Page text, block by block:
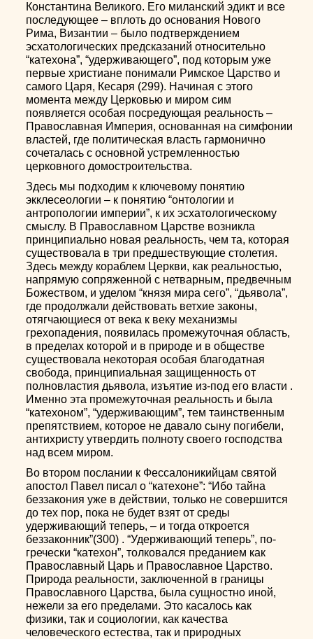
Константина Великого. Его миланский эдикт и все
последующее – вплоть до основания Нового
Рима, Византии – было подтверждением
эсхатологических предсказаний относительно
“катехона”, “удерживающего”, под которым уже
первые христиане понимали Римское Царство и
самого Царя, Кесаря (299). Начиная с этого
момента между Церковью и миром сим
появляется особая посредующая реальность –
Православная Империя, основанная на симфонии
властей, где политическая власть гармонично
сочеталась с основной устремленностью
церковного домостроительства.
Здесь мы подходим к ключевому понятию
экклесеологии – к понятию “онтологии и
антропологии империи”, к их эсхатологическому
смыслу. В Православном Царстве возникла
принципиально новая реальность, чем та, которая
существовала в три предшествующие столетия.
Здесь между кораблем Церкви, как реальностью,
напрямую сопряженной с нетварным, предвечным
Божеством, и уделом “князя мира сего”, “дьявола”,
где продолжали действовать ветхие законы,
отягчающиеся от века к веку механизмы
грехопадения, появилась промежуточная область,
в пределах которой и в природе и в обществе
существовала некоторая особая благодатная
свобода, принципиальная защищенность от
полновластия дьявола, изъятие из-под его власти .
Именно эта промежуточная реальность и была
“катехоном”, “удерживающим”, тем таинственным
препятствием, которое не давало сыну погибели,
антихристу утвердить полноту своего господства
над всем миром.
Во втором послании к Фессалоникийцам святой
апостол Павел писал о “катехоне”: “Ибо тайна
беззакония уже в действии, только не совершится
до тех пор, пока не будет взят от среды
удерживающий теперь, – и тогда откроется
беззаконник”(300) . “Удерживающий теперь”, по-
гречески “катехон”, толковался преданием как
Православный Царь и Православное Царство.
Природа реальности, заключенной в границы
Православного Царства, была сущностно иной,
нежели за его пределами. Это касалось как
физики, так и социологии, как качества
человеческого естества, так и природных